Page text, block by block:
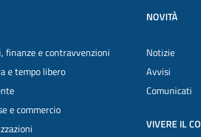
finanze e contravvenzioni
e tempo libero
e commercio
NOVITÀ
Notizie
Avvisi
Comunicati
VIVERE IL